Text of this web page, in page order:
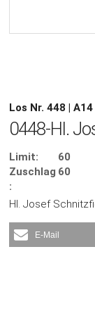
Los Nr. 448 | A14
0448-Hl.
Limit:
60
Zuschlag
:
60
Hl. Josef
E-Mail